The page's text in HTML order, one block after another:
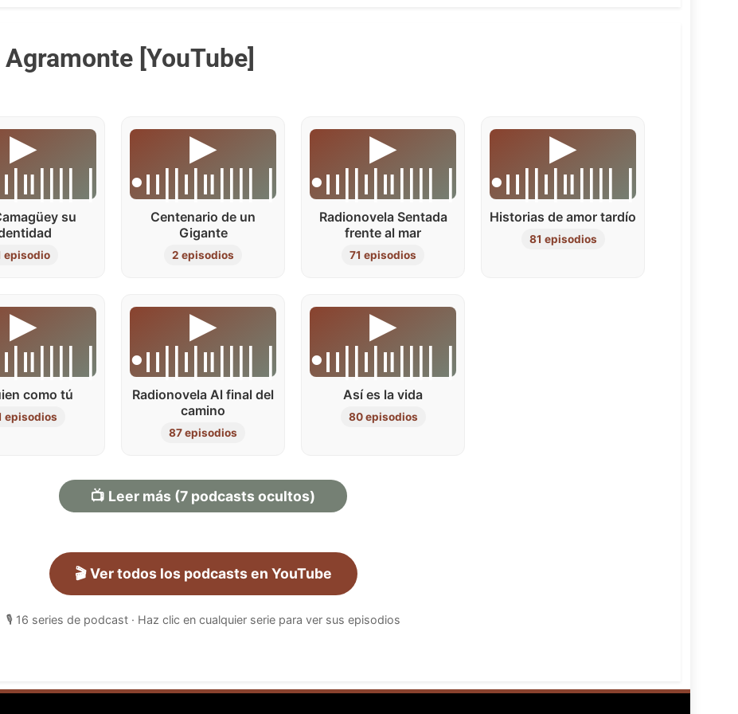
[YouTube]
▶︎
၊|။|||| |
su
episodio
▶︎
•၊၊||၊|။|||| |
Centenario de un
Gigante
2 episodios
▶︎
•၊၊||၊|။|||| |
Radionovela Sentada
frente al mar
71 episodios
▶︎
•၊၊||၊|။|||| |
Historias de amor tardío
81 episodios
▶︎
၊|။|||| |
como tú
episodios
▶︎
•၊၊||၊|။|||| |
Radionovela Al final del
camino
87 episodios
▶︎
•၊၊||၊|။|||| |
Así es la vida
80 episodios
📺 Leer más (7 podcasts ocultos)
🎬 Ver todos los podcasts en YouTube
🎙️ 16 series de podcast · Haz clic en cualquier serie para ver sus episodios